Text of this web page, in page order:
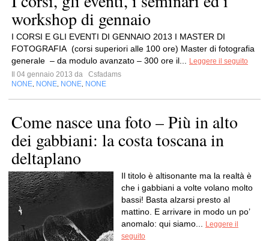
workshop di gennaio
I CORSI E GLI EVENTI DI GENNAIO 2013 I MASTER DI
FOTOGRAFIA (corsi superiori alle 100 ore) Master di fotografia
generale – da modulo avanzato – 300 ore il...
Leggere il seguito
Il 04 gennaio 2013 da
Csfadams
NONE NONE NONE NONE
Come nasce una foto – Più in alto
dei gabbiani: la costa toscana in
deltaplano
Il titolo è altisonante ma la realtà è
che i gabbiani a volte volano molto
bassi! Basta alzarsi presto al
mattino. E arrivare in modo un po’
anomalo: qui siamo...
Leggere il
seguito